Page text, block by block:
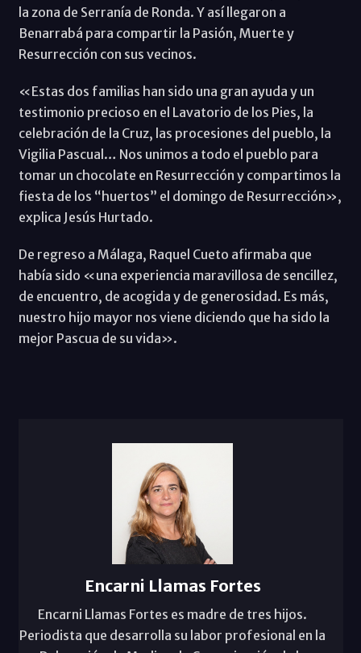
la zona de Serranía de Ronda. Y así llegaron a
Benarrabá para compartir la Pasión, Muerte y
Resurrección con sus vecinos.
«Estas dos familias han sido una gran ayuda y un
testimonio precioso en el Lavatorio de los Pies, la
celebración de la Cruz, las procesiones del pueblo, la
Vigilia Pascual… Nos unimos a todo el pueblo para
tomar un chocolate en Resurrección y compartimos la
fiesta de los “huertos” el domingo de Resurrección»,
explica Jesús Hurtado.
De regreso a Málaga, Raquel Cueto afirmaba que
había sido «una experiencia maravillosa de sencillez,
de encuentro, de acogida y de generosidad. Es más,
nuestro hijo mayor nos viene diciendo que ha sido la
mejor Pascua de su vida».
Encarni Llamas Fortes
Encarni Llamas Fortes es madre de tres hijos.
Periodista que desarrolla su labor profesional en la